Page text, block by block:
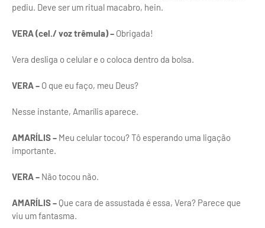
pediu. Deve ser um ritual macabro, hein.
VERA (cel./ voz trêmula) – Obrigada!
Vera desliga o celular e o coloca dentro da bolsa.
VERA – O que eu faço, meu Deus?
Nesse instante, Amarílis aparece.
AMARÍLIS – Meu celular tocou? Tô esperando uma ligação
importante.
VERA – Não tocou não.
AMARÍLIS – Que cara de assustada é essa, Vera? Parece que
viu um fantasma.